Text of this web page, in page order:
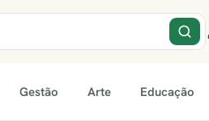
Gestão Arte Educação